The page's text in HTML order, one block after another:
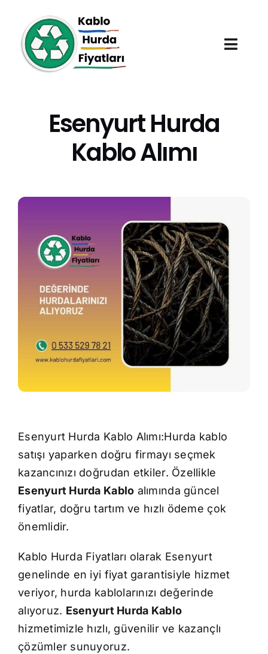
content
Hurda Fiyatları
Blog
İletişim
Esenyurt Hurda
Kablo Alımı
Esenyurt Hurda Kablo Alımı:Hurda kablo
satışı yaparken doğru firmayı seçmek
kazancınızı doğrudan etkiler. Özellikle
Esenyurt Hurda Kablo alımında güncel
fiyatlar, doğru tartım ve hızlı ödeme çok
önemlidir.
Kablo Hurda Fiyatları olarak Esenyurt
genelinde en iyi fiyat garantisiyle hizmet
veriyor, hurda kablolarınızı değerinde
alıyoruz. Esenyurt Hurda Kablo
hizmetimizle hızlı, güvenilir ve kazançlı
çözümler sunuyoruz.